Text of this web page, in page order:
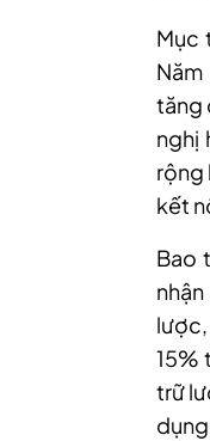
Mục
tăng
nghị
rộng
kết
Bao
15%
trữ